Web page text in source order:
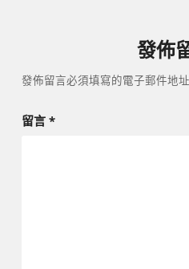
發佈
發佈留言必須填寫的電子郵件地
留言 *